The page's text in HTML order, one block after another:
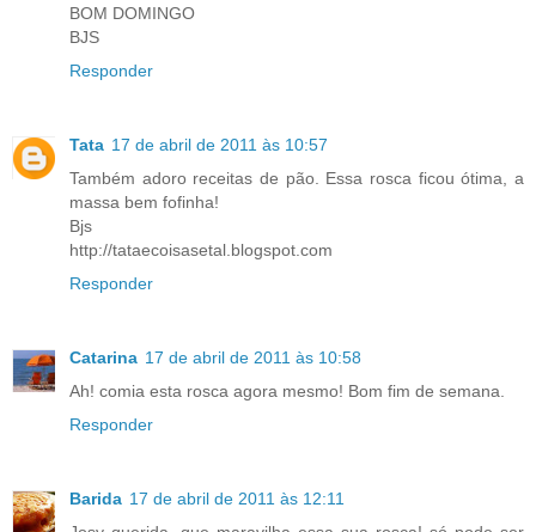
BOM DOMINGO
BJS
Responder
Tata 17 de abril de 2011 às 10:57
Também adoro receitas de pão. Essa rosca ficou ótima, a
massa bem fofinha!
Bjs
http://tataecoisasetal.blogspot.com
Responder
Catarina 17 de abril de 2011 às 10:58
Ah! comia esta rosca agora mesmo! Bom fim de semana.
Responder
Barida 17 de abril de 2011 às 12:11